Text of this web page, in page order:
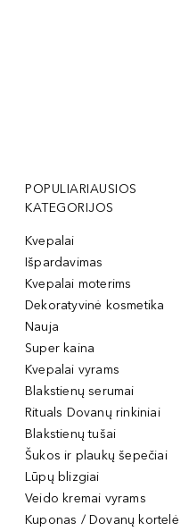
POPULIARIAUSIOS
KATEGORIJOS
Kvepalai
Išpardavimas
Kvepalai moterims
Dekoratyvinė kosmetika
Nauja
Super kaina
Kvepalai vyrams
Blakstienų serumai
Rituals Dovanų rinkiniai
Blakstienų tušai
Šukos ir plaukų šepečiai
Lūpų blizgiai
Veido kremai vyrams
Kuponas / Dovanų kortelė